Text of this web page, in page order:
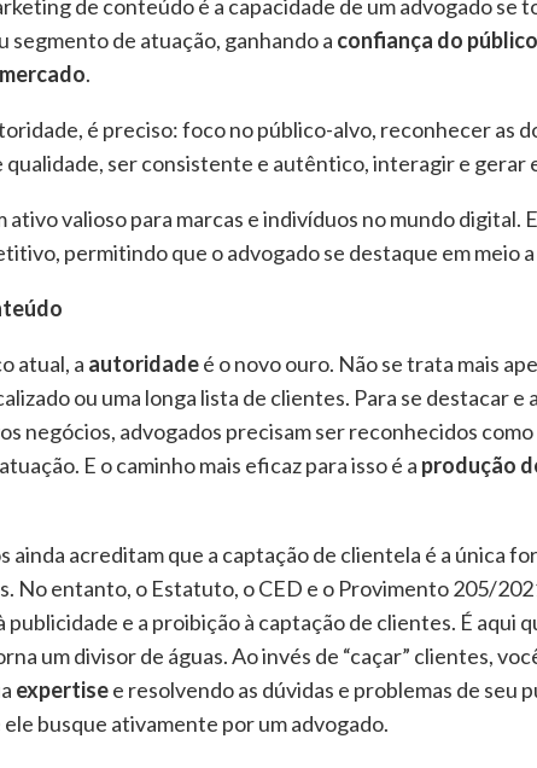
de conteúdo é a capacidade de um advogado se
segmento de atuação, ganhando a confiança do público
.
é preciso: foco no público-alvo, reconhecer as
ser consistente e autêntico, interagir e gerar
ativo valioso para marcas e indivíduos no mundo digital.
permitindo que o advogado se destaque em meio
atual, a autoridadeé o novo ouro. Não se trata mais
ou uma longa lista de clientes. Para se destacar e
negócios, advogados precisam ser reconhecidos
E o caminho mais eficaz para isso é a produção
ainda acreditam que a captação de clientela é a única
No entanto, o Estatuto, o CED e o Provimento 205/
publicidade e a proibição à captação de clientes. É aqui
um divisor de águas. Ao invés de “caçar” clientes,
expertisee resolvendo as dúvidas e problemas de seu
busque ativamente por um advogado.